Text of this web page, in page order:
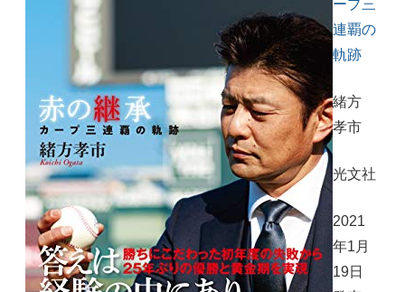
ープ三
連覇の
軌跡
緒方
孝市
光文社
2021
年1月
19日